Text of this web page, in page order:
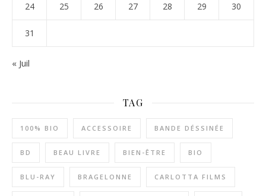
24 25 26 27 28 29 30
31
« Juil
TAG
100% BIO ACCESSOIRE BANDE DÉSSINÉE
BD BEAU LIVRE BIEN-ÊTRE BIO
BLU-RAY BRAGELONNE CARLOTTA FILMS